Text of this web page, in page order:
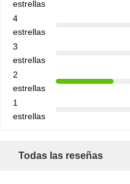
estrellas
4
estrellas
3
estrellas
2
estrellas
1
estrellas
Todas las reseñas